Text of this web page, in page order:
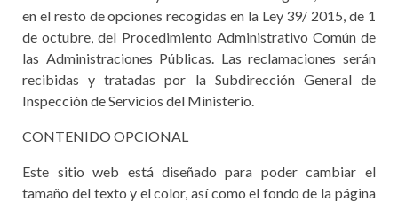
en el resto de opciones recogidas en la Ley 39/ 2015, de 1
de octubre, del Procedimiento Administrativo Común de
las Administraciones Públicas. Las reclamaciones serán
recibidas y tratadas por la Subdirección General de
Inspección de Servicios del Ministerio.
CONTENIDO OPCIONAL
Este sitio web está diseñado para poder cambiar el
tamaño del texto y el color, así como el fondo de la página